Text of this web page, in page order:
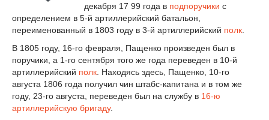
декабря 17 99 года в подпоручики с
определением в 5-й артиллерийский батальон,
переименованный в 1803 году в 3-й артиллерийский полк
В 1805 году, 16-го февраля, Пащенко произведен был в
поручики, а 1-го сентября того же года переведен в 10-й
артиллерийский полк . Находясь здесь, Пащенко, 10-го
августа 1806 года получил чин штабс-капитана и в том же
году, 23-го августа, переведен был на службу в 16-ю
артиллерийскую бригаду.